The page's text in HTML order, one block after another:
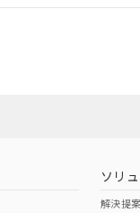
ダウンロードはこ
（日本
ソリ
解決提案